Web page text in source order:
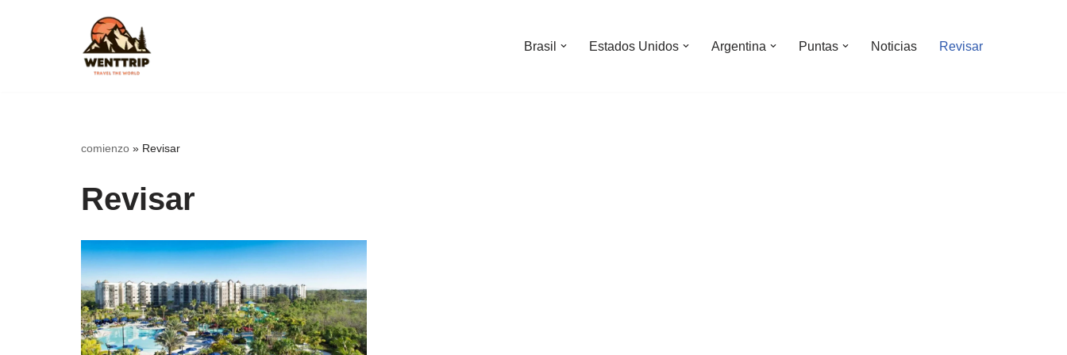
Brasil Estados Unidos Argentina Puntas Noticias Revisar
comienzo » Revisar
Revisar